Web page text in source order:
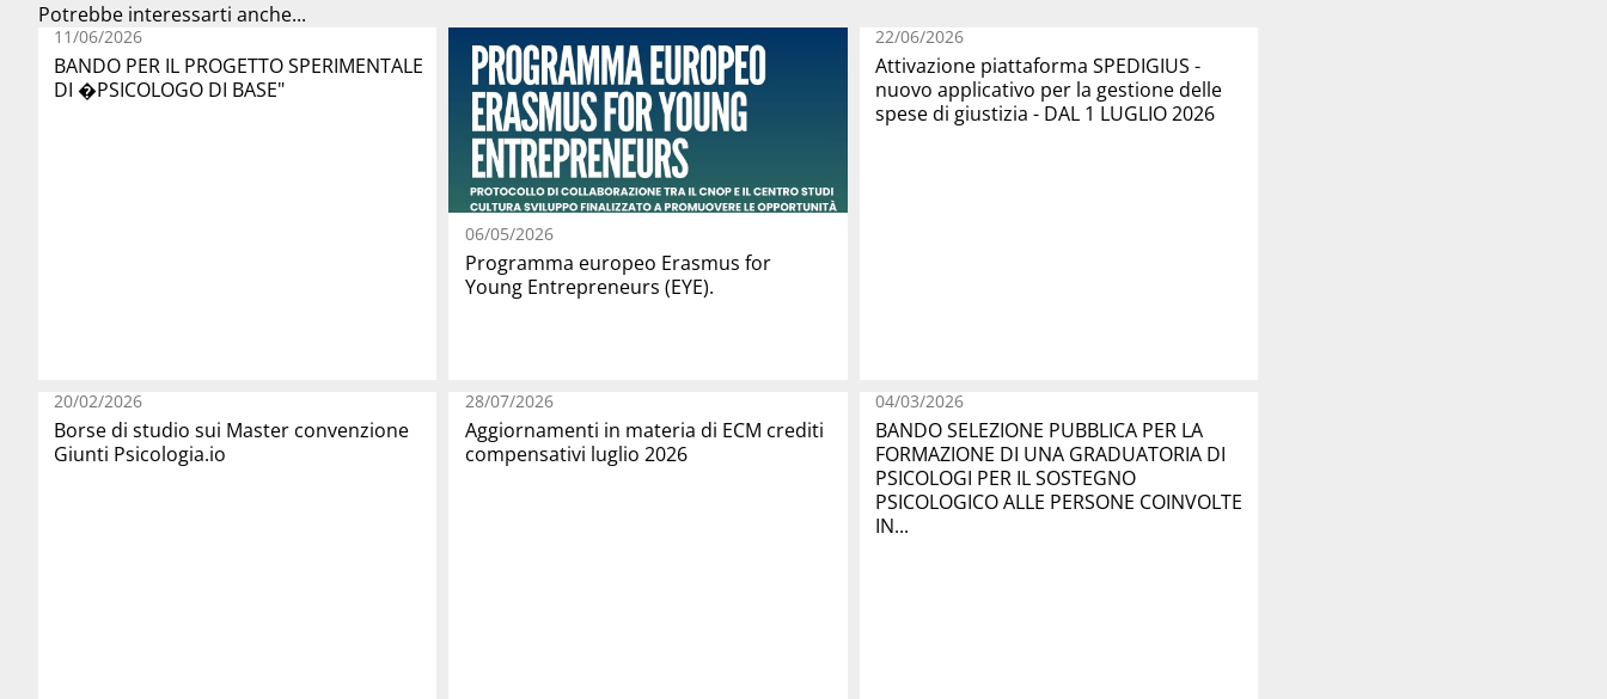
Potrebbe interessarti anche...
11/06/2026
BANDO PER IL PROGETTO SPERIMENTALE
DI �PSICOLOGO DI BASE"
06/05/2026
Programma europeo Erasmus for
Young Entrepreneurs (EYE).
22/06/2026
Attivazione piattaforma SPEDIGIUS -
nuovo applicativo per la gestione delle
spese di giustizia - DAL 1 LUGLIO 2026
20/02/2026
Borse di studio sui Master convenzione
Giunti Psicologia.io
28/07/2026
Aggiornamenti in materia di ECM crediti
compensativi luglio 2026
04/03/2026
BANDO SELEZIONE PUBBLICA PER LA
FORMAZIONE DI UNA GRADUATORIA DI
PSICOLOGI PER IL SOSTEGNO
PSICOLOGICO ALLE PERSONE COINVOLTE
IN...